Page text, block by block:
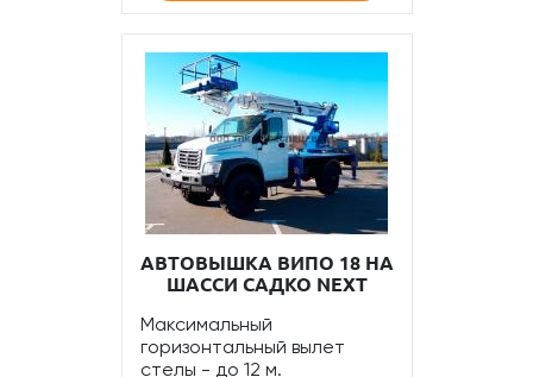
АВТОВЫШКА ВИПО 18 НА
ШАССИ САДКО NEXT
Максимальный
горизонтальный вылет
стелы - до 12 м.